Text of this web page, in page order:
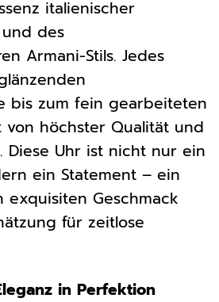
italienischer
des
Armani-Stils. Jedes
bis zum fein gearbeiteten
höchster Qualität und
Diese Uhr ist nicht nur ein
ein Statement – ein
exquisiten Geschmack
für zeitlose
in Perfektion